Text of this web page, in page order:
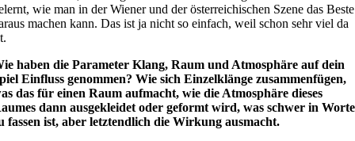
wie man in der Wiener und der österreichischen Szene das Beste
machen kann. Das ist ja nicht so einfach, weil schon sehr viel da
haben die Parameter Klang, Raum und Atmosphäre auf dein
Einfluss genommen? Wie sich Einzelklänge zusammenfügen,
das für einen Raum aufmacht, wie die Atmosphäre dieses
dann ausgekleidet oder geformt wird, was schwer in Worte
fassen ist, aber letztendlich die Wirkung ausmacht.